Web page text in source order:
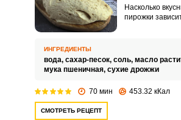
Насколько
пирожки
замешивается
ИНГРЕДИЕНТЫ
вода, сахар-песок, соль, масло
мука пшеничная, сухие дрожжи
70 мин 453.32 кКал
СМОТРЕТЬ РЕЦЕПТ